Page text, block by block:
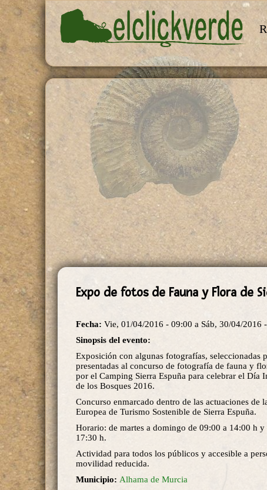
Pasar al contenido principal
Expo de fotos de Fauna y Flora de
Fecha: Vie, 01/04/2016 - 09:00 a Sáb, 30/04/2016
Sinopsis del evento:
Exposición con algunas fotografías, seleccionadas
presentadas al concurso de fotografía de fauna y
por el Camping Sierra Espuña para celebrar el Día
de los Bosques 2016.
Concurso enmarcado dentro de las actuaciones de
Europea de Turismo Sostenible de Sierra Espuña.
Horario: de martes a domingo de 09:00 a 14:00 h y
17:30 h.
Actividad para todos los públicos y accesible a
movilidad reducida.
Municipio: Alhama de Murcia